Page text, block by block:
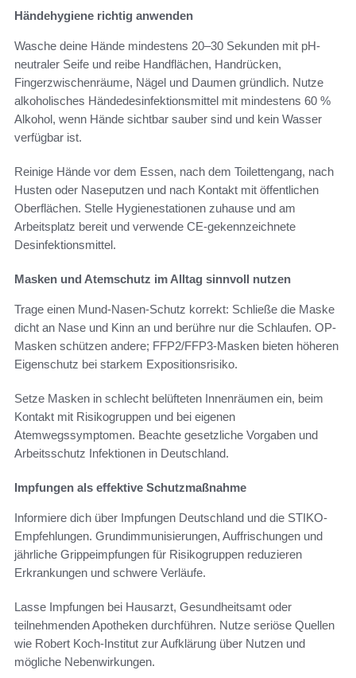
Händehygiene richtig anwenden
Wasche deine Hände mindestens 20–30 Sekunden mit pH-
neutraler Seife und reibe Handflächen, Handrücken,
Fingerzwischenräume, Nägel und Daumen gründlich. Nutze
alkoholisches Händedesinfektionsmittel mit mindestens 60 %
Alkohol, wenn Hände sichtbar sauber sind und kein Wasser
verfügbar ist.
Reinige Hände vor dem Essen, nach dem Toilettengang, nach
Husten oder Naseputzen und nach Kontakt mit öffentlichen
Oberflächen. Stelle Hygienestationen zuhause und am
Arbeitsplatz bereit und verwende CE-gekennzeichnete
Desinfektionsmittel.
Masken und Atemschutz im Alltag sinnvoll nutzen
Trage einen Mund-Nasen-Schutz korrekt: Schließe die Maske
dicht an Nase und Kinn an und berühre nur die Schlaufen. OP-
Masken schützen andere; FFP2/FFP3-Masken bieten höheren
Eigenschutz bei starkem Expositionsrisiko.
Setze Masken in schlecht belüfteten Innenräumen ein, beim
Kontakt mit Risikogruppen und bei eigenen
Atemwegssymptomen. Beachte gesetzliche Vorgaben und
Arbeitsschutz Infektionen in Deutschland.
Impfungen als effektive Schutzmaßnahme
Informiere dich über Impfungen Deutschland und die STIKO-
Empfehlungen. Grundimmunisierungen, Auffrischungen und
jährliche Grippeimpfungen für Risikogruppen reduzieren
Erkrankungen und schwere Verläufe.
Lasse Impfungen bei Hausarzt, Gesundheitsamt oder
teilnehmenden Apotheken durchführen. Nutze seriöse Quellen
wie Robert Koch-Institut zur Aufklärung über Nutzen und
mögliche Nebenwirkungen.